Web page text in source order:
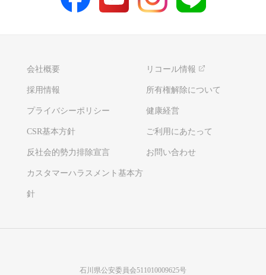
会社概要 リコール情報
採用情報 所有権解除について
プライバシーポリシー 健康経営
CSR基本方針 ご利用にあたって
反社会的勢力排除宣言 お問い合わせ
カスタマーハラスメント基本方
針
石川県公安委員会511010009625号